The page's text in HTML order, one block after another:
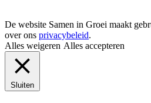
De website Samen in Groei maakt
over ons privacybeleid.
Alles weigeren Alles accepteren
Sluiten